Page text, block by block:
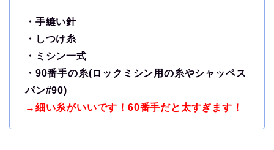
・手縫い針
・しつけ糸
・ミシン一式
・90番手の糸(ロックミシン用の糸やシャッペス
パン#90)
→細い糸がいいです！60番手だと太すぎます！